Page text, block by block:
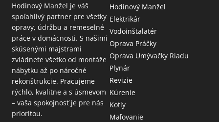
Hodinový Manžel je váš
spoľahlivý partner pre všetky
opravy, údržbu a remeselné
práce v domácnosti. S našimi
skúsenými majstrami
zvládnete všetko od montáže
nábytku až po náročné
rekonštrukcie. Pracujeme
rýchlo, kvalitne a s úsmevom
– vaša spokojnosť je pre nás
prioritou.
Hodinový Manžel
Elektrikár
Vodoinštalatér
Oprava Práčky
Oprava Umývačky Riadu
Plynár
Revizie
Kúrenie
Kotly
Maľovanie